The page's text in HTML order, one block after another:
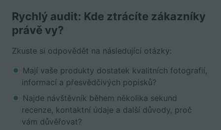
Rychlý audit: Kde ztrácíte zákazníky
právě vy?
Zkuste si odpovědět na následující otázky:
Mají vaše produkty dostatek kvalitních fotografií,
informací a přesvědčivých popisků?
Najde návštěvník během několika sekund
recenze, kontaktní údaje a další důvody, proč
vám důvěřovat?